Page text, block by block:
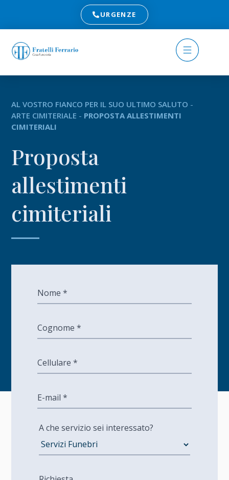
URGENZE
AL VOSTRO FIANCO PER IL SUO ULTIMO SALUTO -
ARTE CIMITERIALE - PROPOSTA ALLESTIMENTI
CIMITERIALI
Proposta
allestimenti
cimiteriali
A che servizio sei interessato?